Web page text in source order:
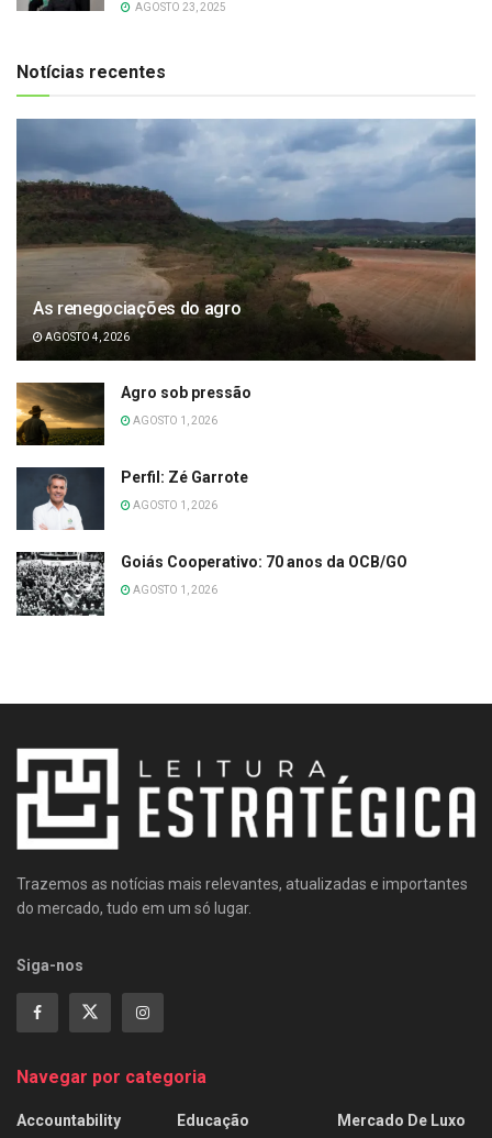
AGOSTO 23, 2025
Notícias recentes
As renegociações do agro
AGOSTO 4, 2026
Agro sob pressão
AGOSTO 1, 2026
Perfil: Zé Garrote
AGOSTO 1, 2026
Goiás Cooperativo: 70 anos da OCB/GO
AGOSTO 1, 2026
Trazemos as notícias mais relevantes, atualizadas e importantes
do mercado, tudo em um só lugar.
Siga-nos
Navegar por categoria
Accountability
Educação
Mercado De Luxo